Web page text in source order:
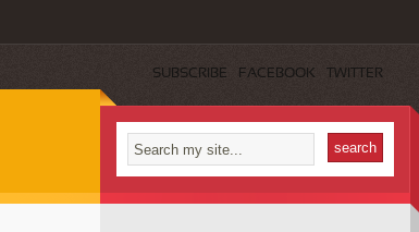
SUBSCRIBE FACEBOOK TWITTER